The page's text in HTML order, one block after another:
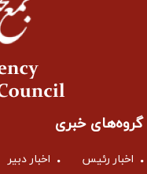
گروه‌های خبری
اخبار رئیس اخبار دبیر